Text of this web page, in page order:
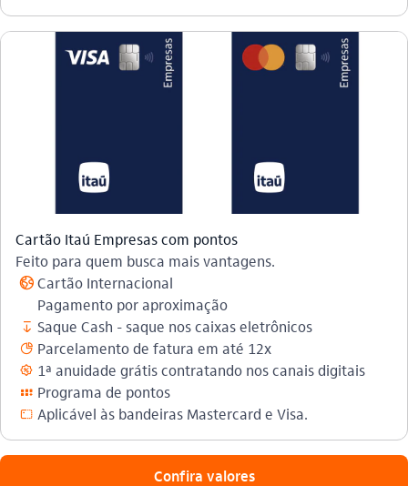
Cartão Itaú Empresas com pontos
Feito para quem busca mais vantagens.
globo_outline Cartão Internacional
Pagamento por aproximação
saque Saque Cash - saque nos caixas eletrônicos
parcelamento_outline Parcelamento de fatura em até 12x
beneficios_outline 1ª anuidade grátis contratando nos canais digitais
programa_de_pontos_outline Programa de pontos
cartao_virtual Aplicável às bandeiras Mastercard e Visa.
Confira valores